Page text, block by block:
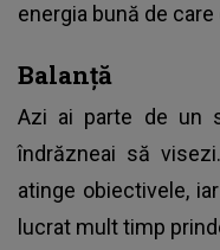
energia bună de
Balanță
Azi ai parte de un
îndrăzneai să
atinge obiectivele,
lucrat mult timp